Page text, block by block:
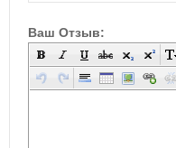
Ваш Отзыв: